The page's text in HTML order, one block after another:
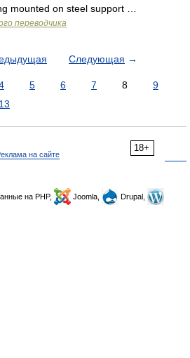
mounted on steel support …
переводчика
Следующая →
5 6 7 8
9
13
18+
на сайте
на PHP, Joomla,
Drupal,